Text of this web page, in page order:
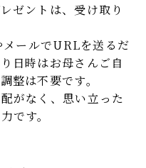
ゼントは、受け取り
ールでURLを送るだ
日時はお母さんご自
整は不要です。
がなく、思い立った
です。